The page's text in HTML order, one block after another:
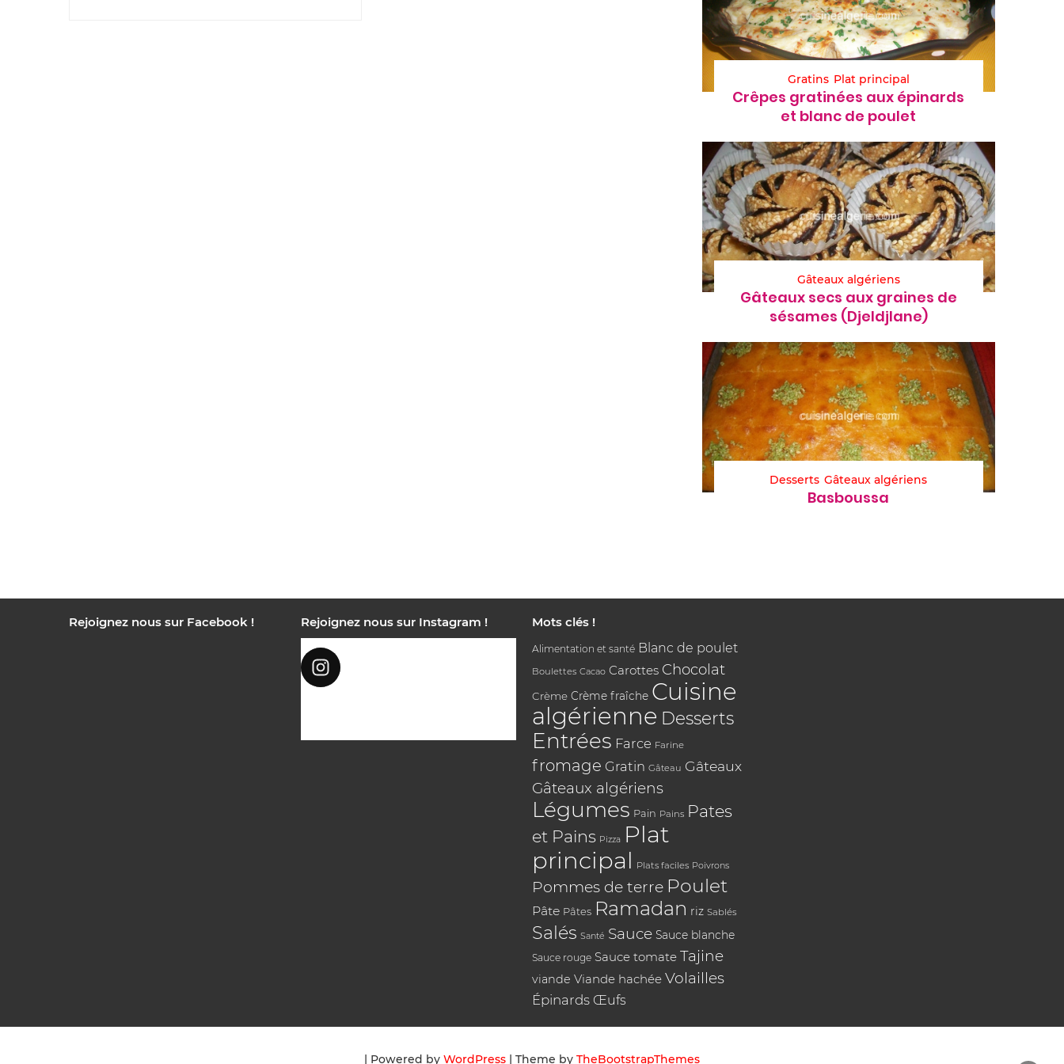
Gratins Plat principal
Crêpes gratinées aux épinards
et blanc de poulet
Gâteaux algériens
Gâteaux secs aux graines de
sésames (Djeldjlane)
Desserts Gâteaux algériens
Basboussa
Rejoignez nous sur Facebook ! Rejoignez nous sur Instagram ! Mots clés !
Alimentation et santé Blanc de poulet
Boulettes Cacao Carottes Chocolat
Crème Crème fraîche Cuisine
algérienne Desserts
Entrées Farce Farine
fromage Gratin Gâteau Gâteaux
Gâteaux algériens
Légumes Pain Pains Pates
et Pains Pizza Plat
principal Plats faciles Poivrons
Pommes de terre Poulet
Pâte Pâtes Ramadan riz Sablés
Salés Santé Sauce Sauce blanche
Sauce rouge Sauce tomate Tajine
viande Viande hachée Volailles
Épinards Œufs
| Powered by WordPress | Theme by TheBootstrapThemes